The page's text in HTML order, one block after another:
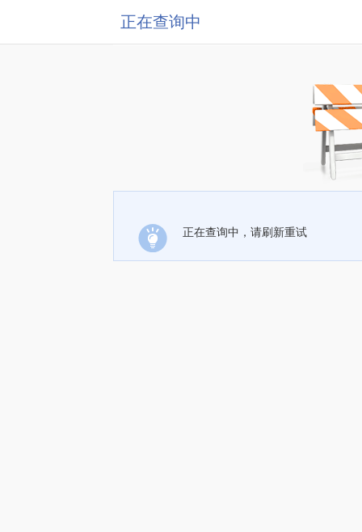
正在查询中
正在查询中，请刷新重试